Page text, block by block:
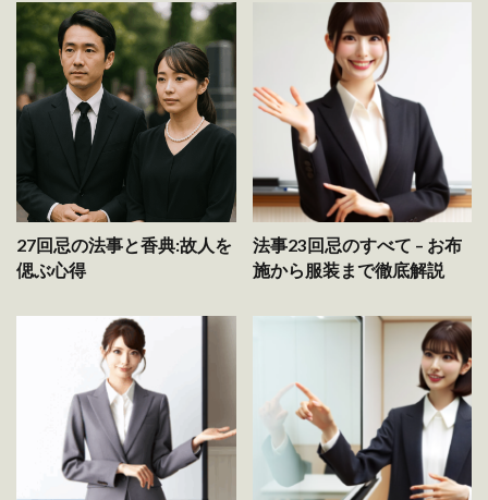
27回忌の法事と香典:故人を
偲ぶ心得
法事23回忌のすべて – お布
施から服装まで徹底解説